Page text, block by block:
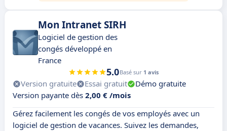
Mon Intranet SIRH
Logiciel de gestion des
congés développé en
France
5.0Basé sur 1 avis
Version gratuite Essai gratuit
Démo gratuite
Version payante dès 2,00 € /mois
Gérez facilement les congés de vos employés avec un
logiciel de gestion de vacances. Suivez les demandes,